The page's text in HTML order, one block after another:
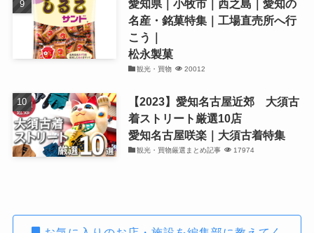
愛知県｜小牧市｜西之島｜愛知の
名産・銘菓特集｜工場直売所へ行
こう｜
松永製菓
観光・買物 20012
【2023】愛知名古屋近郊 大須古
着ストリート厳選10店
愛知名古屋咲楽｜大須古着特集
観光・買物厳選まとめ記事 17974